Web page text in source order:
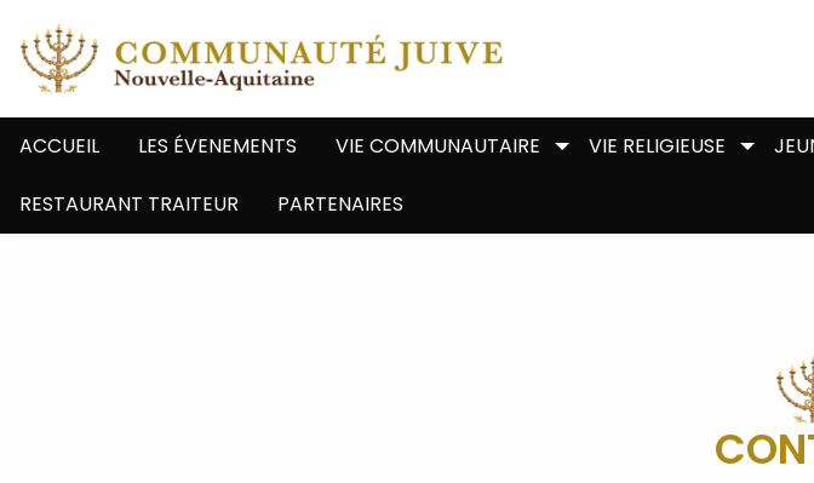
ACCUEIL LES ÉVENEMENTS VIE COMMUNAUTAIRE VIE RELIGIEUSE
RESTAURANT TRAITEUR PARTENAIRES